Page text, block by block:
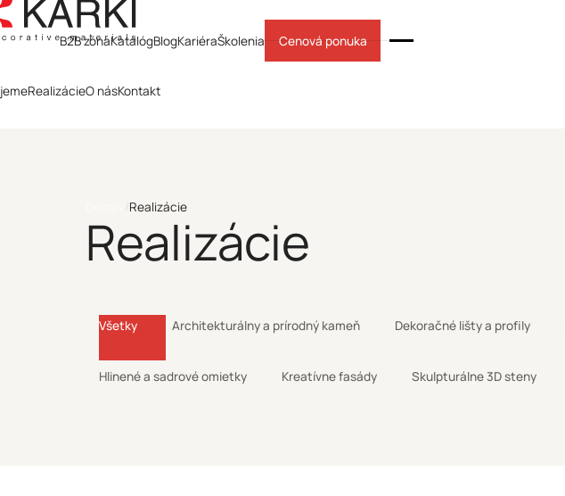
RealizácieO násKontakt
B2B zónaKatalógBlogKariéraŠkolenia Cenová ponuka
Realizácie
Realizácie
Všetky Architekturálny a prírodný kameň Dekoračné lišty a profily
Hlinené a sadrové omietky Kreatívne fasády Skulpturálne 3D steny